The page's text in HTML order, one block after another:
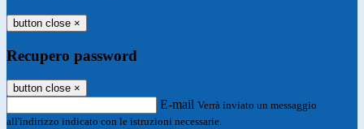
button close ×
Recupero password
button close ×
E-mail Verrà inviato un messaggio
all'indirizzo indicato con le istruzioni necessarie.